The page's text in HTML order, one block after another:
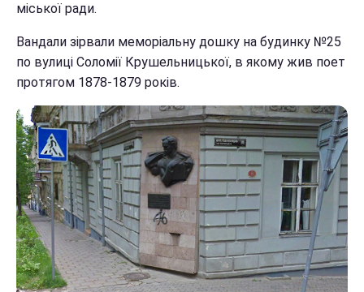
міської ради.
Вандали зірвали меморіальну дошку на будинку №25
по вулиці Соломії Крушельницької, в якому жив поет
протягом 1878-1879 років.